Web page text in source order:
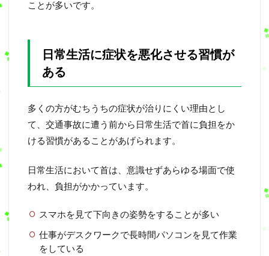
ことが多いです。
日常生活に症状を悪化させる習慣が
ある
多くの方がむちうちの症状が治りにくい理由とし
て、交通事故に遭う前から日常生活で首に負担をか
ける習慣があることがあげられます。
日常生活において首は、意識せずあらゆる場面で使
われ、負担がかかっています。
スマホを見て下向きの姿勢をすることが多い
仕事がデスクワークで長時間パソコンを見て作業
をしている